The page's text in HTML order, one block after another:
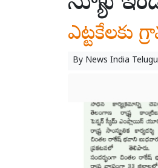
ఎట్టకేలకు
By News India